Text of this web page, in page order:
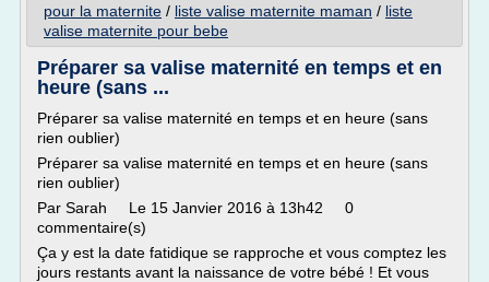
pour la maternite / liste valise maternite maman / liste
valise maternite pour bebe
Préparer sa valise maternité en temps et en
heure (sans ...
Préparer sa valise maternité en temps et en heure (sans
rien oublier)
Préparer sa valise maternité en temps et en heure (sans
rien oublier)
Par Sarah Le 15 Janvier 2016 à 13h42 0
commentaire(s)
Ça y est la date fatidique se rapproche et vous comptez les
jours restants avant la naissance de votre bébé ! Et vous